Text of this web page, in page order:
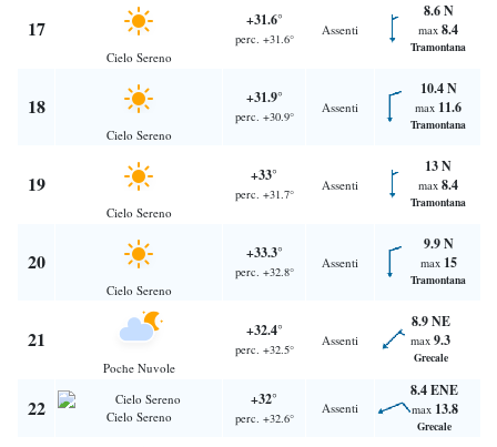
17
Cielo Sereno
+31.6°
perc. +31.6°
Assenti
8.6 N
max 8.4
Tramontana
18
Cielo Sereno
+31.9°
perc. +30.9°
Assenti
10.4 N
max 11.6
Tramontana
19
Cielo Sereno
+33°
perc. +31.7°
Assenti
13 N
max 8.4
Tramontana
20
Cielo Sereno
+33.3°
perc. +32.8°
Assenti
9.9 N
max 15
Tramontana
21
Poche Nuvole
+32.4°
perc. +32.5°
Assenti
8.9 NE
max 9.3
Grecale
22 Cielo Sereno
+32°
perc. +32.6°
Assenti
8.4 ENE
max 13.8
Grecale